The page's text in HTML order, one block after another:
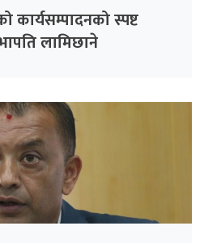
कार्यसम्पादनको स्पष्ट
लामिछाने